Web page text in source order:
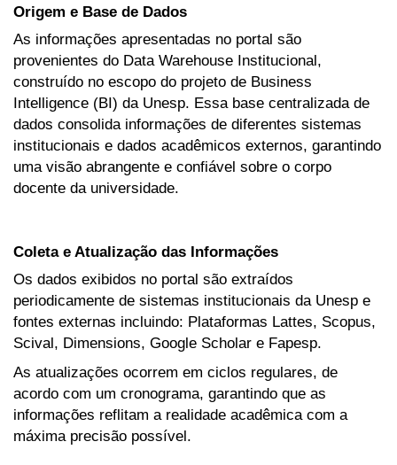
Origem e Base de Dados
As informações apresentadas no portal são
provenientes do Data Warehouse Institucional,
construído no escopo do projeto de Business
Intelligence (BI) da Unesp. Essa base centralizada de
dados consolida informações de diferentes sistemas
institucionais e dados acadêmicos externos, garantindo
uma visão abrangente e confiável sobre o corpo
docente da universidade.
Coleta e Atualização das Informações
Os dados exibidos no portal são extraídos
periodicamente de sistemas institucionais da Unesp e
fontes externas incluindo: Plataformas Lattes, Scopus,
Scival, Dimensions, Google Scholar e Fapesp.
As atualizações ocorrem em ciclos regulares, de
acordo com um cronograma, garantindo que as
informações reflitam a realidade acadêmica com a
máxima precisão possível.